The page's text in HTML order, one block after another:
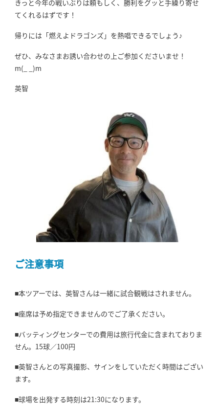
きっと今年の戦いぶりは頼もしく、勝利をグッと手繰り寄せ
てくれるはずです！
帰りには「燃えよドラゴンズ」を熱唱できるでしょう♪
ぜひ、みなさまお誘い合わせの上ご参加くださいませ！
m(_ _)m
英智
ご注意事項
■本ツアーでは、英智さんは一緒に試合観戦はされません。
■座席は予め指定できませんのでご了承ください。
■バッティングセンターでの費用は旅行代金に含まれておりま
せん。15球／100円
■英智さんとの写真撮影、サインをしていただく時間はござい
ます。
■球場を出発する時刻は21:30になります。